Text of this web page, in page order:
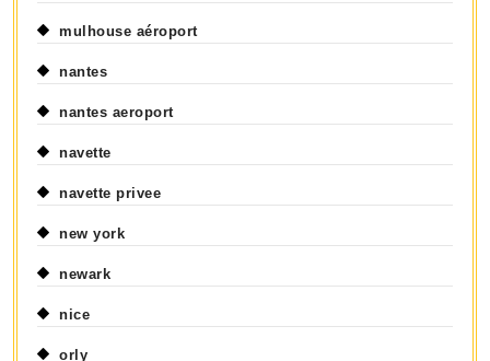
mulhouse aéroport
nantes
nantes aeroport
navette
navette privee
new york
newark
nice
orly